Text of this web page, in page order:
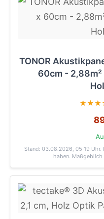
TONOR
60cm -
Stand: 03.08.2026, 05:19 Uhr.
haben. Maßgeblich